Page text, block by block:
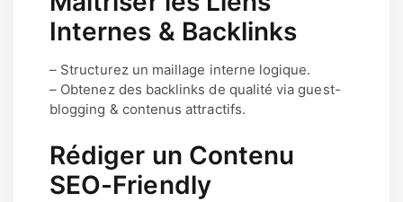
Internes & Backlinks
– Structurez un maillage interne logique.
– Obtenez des backlinks de qualité via guest-
blogging & contenus attractifs.
Rédiger un Contenu
SEO-Friendly